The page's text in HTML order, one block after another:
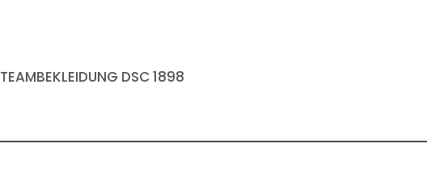
TEAMBEKLEIDUNG DSC 1898